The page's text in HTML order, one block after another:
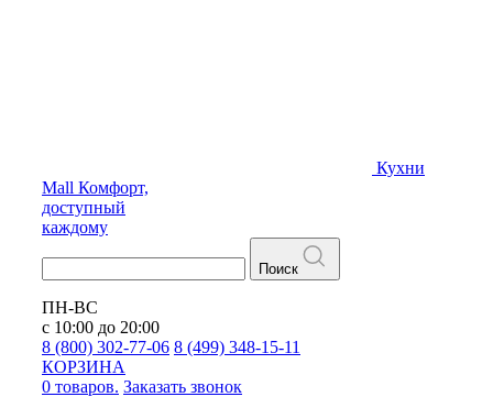
Кухни
Mall Комфорт,
доступный
каждому
Поиск
ПН-ВС
с 10:00 до 20:00
8 (800) 302-77-06 8 (499) 348-15-11
КОРЗИНА
0 товаров. Заказать звонок